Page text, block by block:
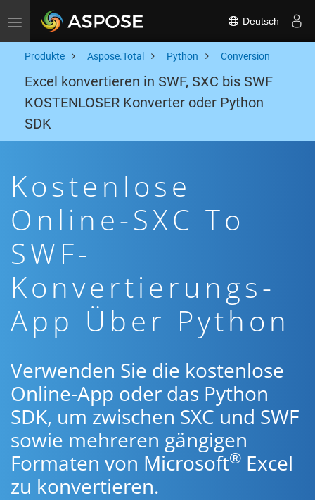
Toggle navigation Deutsch
Produkte Aspose.Total Python Conversion
Excel konvertieren in SWF, SXC bis SWF
KOSTENLOSER Konverter oder Python
SDK
Kostenlose
Online-SXC To
SWF-
Konvertierungs-
App Über Python
Verwenden Sie die kostenlose
Online-App oder das Python
SDK, um zwischen SXC und SWF
sowie mehreren gängigen
Formaten von Microsoft® Excel
zu konvertieren.